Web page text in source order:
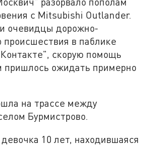
с Mitsubishi Outlander.
очевидцы дорожно-
происшествия в паблике
скорую помощь
пришлось ожидать примерно
на трассе между
Бурмистрово.
10 лет, находившаяся